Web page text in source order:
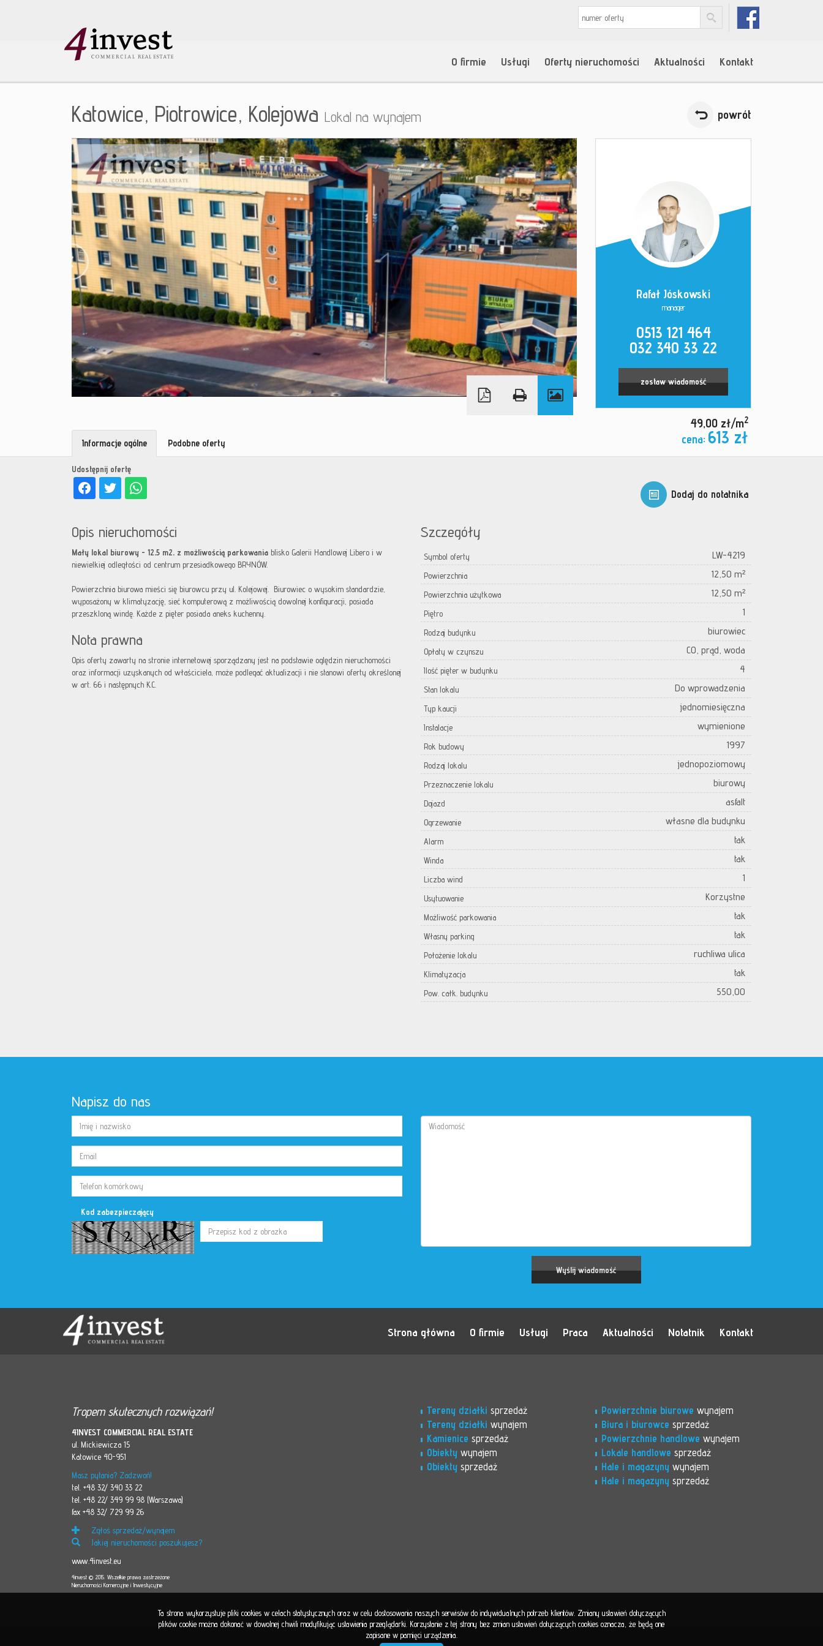
O firmie Usługi Oferty nieruchomości Aktualności Kontakt
Katowice, Piotrowice, Kolejowa Lokal na wynajem powrót
Rafał Jóskowski
manager
0513 121 464
032 340 33 22
zostaw wiadomość
49,00 zł/m2
cena: 613 zł
Dodaj do notatnika
Udostępnij ofertę
Informacje ogólne Podobne oferty
Opis nieruchomości
Mały lokal biurowy - 12,5 m2, z możliwością parkowania blisko Galerii Handlowej Libero i w
niewielkiej odległości od centrum przesiadkowego BRYNÓW.
Powierzchnia biurowa mieści się biurowcu przy ul. Kolejowej. Biurowiec o wysokim standardzie,
wyposażony w klimatyzację, sieć komputerową z możliwością dowolnej konfiguracji, posiada
przeszkloną windę. Każde z pięter posiada aneks kuchenny.
Nota prawna
Opis oferty zawarty na stronie internetowej sporządzany jest na podstawie oględzin nieruchomości
oraz informacji uzyskanych od właściciela, może podlegać aktualizacji i nie stanowi oferty określonej
w art. 66 i następnych K.C.
Szczegóły
Symbol oferty LW-4219
Powierzchnia 12,50 m²
Powierzchnia użytkowa 12,50 m²
Piętro 1
Rodzaj budynku biurowiec
Opłaty w czynszu CO, prąd, woda
Ilość pięter w budynku 4
Stan lokalu Do wprowadzenia
Typ kaucji jednomiesięczna
Instalacje wymienione
Rok budowy 1997
Rodzaj lokalu jednopoziomowy
Przeznaczenie lokalu biurowy
Dojazd asfalt
Ogrzewanie własne dla budynku
Alarm tak
Winda tak
Liczba wind 1
Usytuowanie Korzystne
Możliwość parkowania tak
Własny parking tak
Położenie lokalu ruchliwa ulica
Klimatyzacja tak
Pow. całk. budynku 550,00
Napisz do nas
Kod zabezpieczający
Strona główna O firmie Usługi Praca Aktualności Notatnik Kontakt
Tropem skutecznych rozwiązań!
4INVEST COMMERCIAL REAL ESTATE
ul. Mickiewicza 15
Katowice 40-951
Masz pytania? Zadzwoń!
tel. +48 32/ 340 33 22
tel. +48 22/ 349 99 98 (Warszawa)
fax +48 32/ 729 99 26
Zgłoś sprzedaż/wynajem
Jakiej nieruchomości poszukujesz?
www.4invest.eu
4invest © 2015. Wszelkie prawa zastrzeżone
Nieruchomości Komercyjne i Inwestycyjne
Tereny działki sprzedaż
Tereny działki wynajem
Kamienice sprzedaż
Obiekty wynajem
Obiekty sprzedaż
Powierzchnie biurowe wynajem
Biura i biurowce sprzedaż
Powierzchnie handlowe wynajem
Lokale handlowe sprzedaż
Hale i magazyny wynajem
Hale i magazyny sprzedaż
Ta strona wykorzystuje pliki cookies w celach statystycznych oraz w celu dostosowania naszych serwisów do indywidualnych potrzeb klientów. Zmiany ustawień dotyczących
plików cookie można dokonać w dowolnej chwili modyfikując ustawienia przeglądarki. Korzystanie z tej strony bez zmian ustawień dotyczących cookies oznacza, że będą one
zapisane w pamięci urządzenia.